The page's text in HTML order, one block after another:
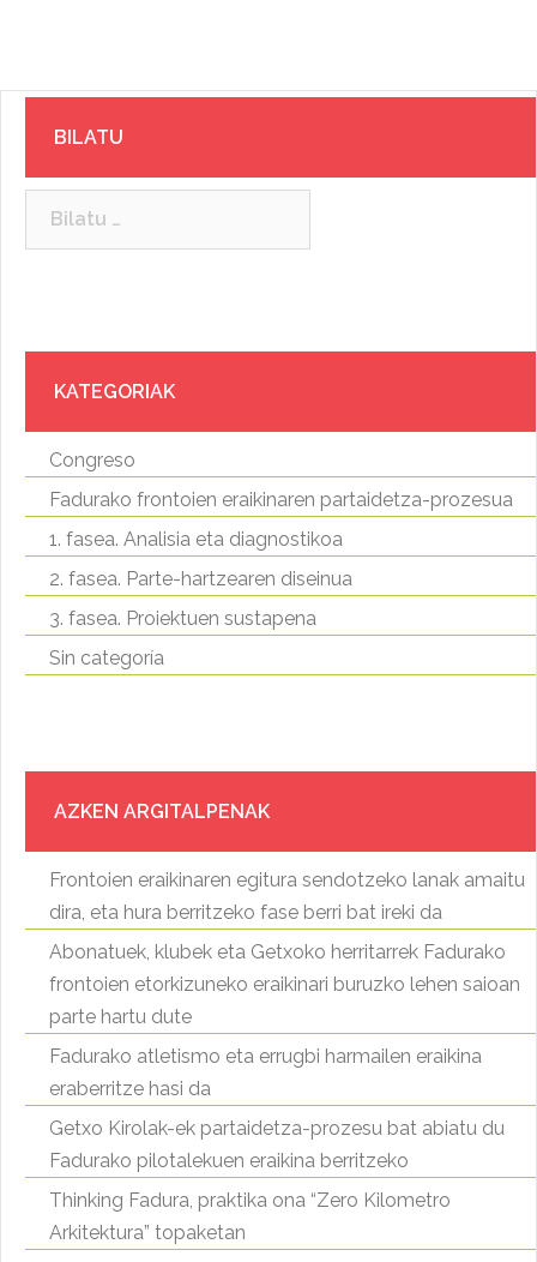
BILATU
KATEGORIAK
Congreso
Fadurako frontoien eraikinaren partaidetza-prozesua
1. fasea. Analisia eta diagnostikoa
2. fasea. Parte-hartzearen diseinua
3. fasea. Proiektuen sustapena
Sin categoría
AZKEN ARGITALPENAK
Frontoien eraikinaren egitura sendotzeko lanak amaitu
dira, eta hura berritzeko fase berri bat ireki da
Abonatuek, klubek eta Getxoko herritarrek Fadurako
frontoien etorkizuneko eraikinari buruzko lehen saioan
parte hartu dute
Fadurako atletismo eta errugbi harmailen eraikina
eraberritze hasi da
Getxo Kirolak-ek partaidetza-prozesu bat abiatu du
Fadurako pilotalekuen eraikina berritzeko
Thinking Fadura, praktika ona “Zero Kilometro
Arkitektura” topaketan